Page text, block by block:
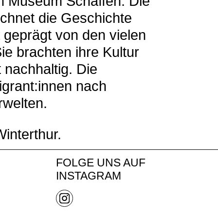
die Geschichte
von den vielen
brachten ihre Kultur
Die
nach
FOLGE UNS AUF
INSTAGRAM